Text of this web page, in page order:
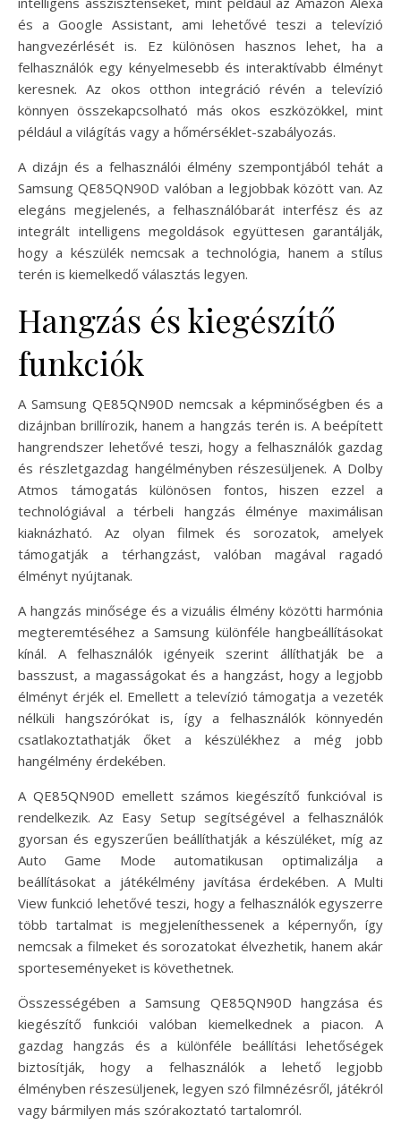
és a Google Assistant, ami lehetővé teszi a televízió
hangvezérlését is. Ez különösen hasznos lehet, ha a
felhasználók egy kényelmesebb és interaktívabb élményt
keresnek. Az okos otthon integráció révén a televízió
könnyen összekapcsolható más okos eszközökkel, mint
például a világítás vagy a hőmérséklet-szabályozás.
A dizájn és a felhasználói élmény szempontjából tehát a
Samsung QE85QN90D valóban a legjobbak között van. Az
elegáns megjelenés, a felhasználóbarát interfész és az
integrált intelligens megoldások együttesen garantálják,
hogy a készülék nemcsak a technológia, hanem a stílus
terén is kiemelkedő választás legyen.
Hangzás és kiegészítő
funkciók
A Samsung QE85QN90D nemcsak a képminőségben és a
dizájnban brillírozik, hanem a hangzás terén is. A beépített
hangrendszer lehetővé teszi, hogy a felhasználók gazdag
és részletgazdag hangélményben részesüljenek. A Dolby
Atmos támogatás különösen fontos, hiszen ezzel a
technológiával a térbeli hangzás élménye maximálisan
kiaknázható. Az olyan filmek és sorozatok, amelyek
támogatják a térhangzást, valóban magával ragadó
élményt nyújtanak.
A hangzás minősége és a vizuális élmény közötti harmónia
megteremtéséhez a Samsung különféle hangbeállításokat
kínál. A felhasználók igényeik szerint állíthatják be a
basszust, a magasságokat és a hangzást, hogy a legjobb
élményt érjék el. Emellett a televízió támogatja a vezeték
nélküli hangszórókat is, így a felhasználók könnyedén
csatlakoztathatják őket a készülékhez a még jobb
hangélmény érdekében.
A QE85QN90D emellett számos kiegészítő funkcióval is
rendelkezik. Az Easy Setup segítségével a felhasználók
gyorsan és egyszerűen beállíthatják a készüléket, míg az
Auto Game Mode automatikusan optimalizálja a
beállításokat a játékélmény javítása érdekében. A Multi
View funkció lehetővé teszi, hogy a felhasználók egyszerre
több tartalmat is megjeleníthessenek a képernyőn, így
nemcsak a filmeket és sorozatokat élvezhetik, hanem akár
sporteseményeket is követhetnek.
Összességében a Samsung QE85QN90D hangzása és
kiegészítő funkciói valóban kiemelkednek a piacon. A
gazdag hangzás és a különféle beállítási lehetőségek
biztosítják, hogy a felhasználók a lehető legjobb
élményben részesüljenek, legyen szó filmnézésről, játékról
vagy bármilyen más szórakoztató tartalomról.